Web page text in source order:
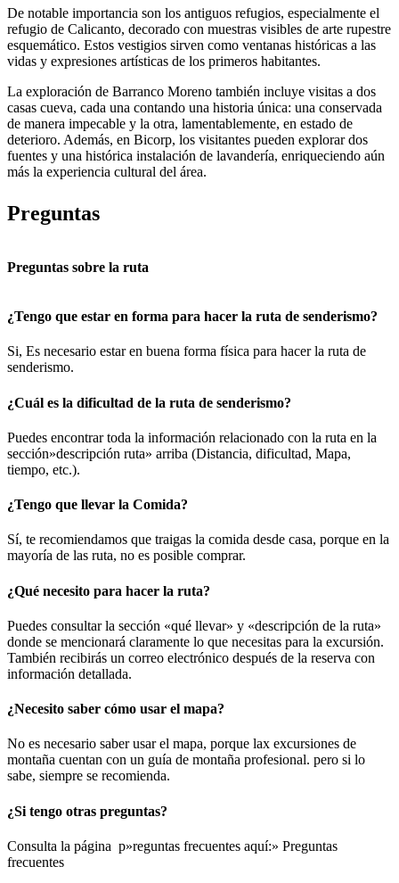
De notable importancia son los antiguos refugios, especialmente el
refugio de Calicanto, decorado con muestras visibles de arte rupestre
esquemático. Estos vestigios sirven como ventanas históricas a las
vidas y expresiones artísticas de los primeros habitantes.
La exploración de Barranco Moreno también incluye visitas a dos
casas cueva, cada una contando una historia única: una conservada
de manera impecable y la otra, lamentablemente, en estado de
deterioro. Además, en Bicorp, los visitantes pueden explorar dos
fuentes y una histórica instalación de lavandería, enriqueciendo aún
más la experiencia cultural del área.
Preguntas
Preguntas sobre la ruta
¿Tengo que estar en forma para hacer la ruta de senderismo?
Si, Es necesario estar en buena forma física para hacer la ruta de
senderismo.
¿Cuál es la dificultad de la ruta de senderismo?
Puedes encontrar toda la información relacionado con la ruta en la
sección»descripción ruta» arriba (Distancia, dificultad, Mapa,
tiempo, etc.).
¿Tengo que llevar la Comida?
Sí, te recomiendamos que traigas la comida desde casa, porque en la
mayoría de las ruta, no es posible comprar.
¿Qué necesito para hacer la ruta?
Puedes consultar la sección «qué llevar» y «descripción de la ruta»
donde se mencionará claramente lo que necesitas para la excursión.
También recibirás un correo electrónico después de la reserva con
información detallada.
¿Necesito saber cómo usar el mapa?
No es necesario saber usar el mapa, porque lax excursiones de
montaña cuentan con un guía de montaña profesional. pero si lo
sabe, siempre se recomienda.
¿Si tengo otras preguntas?
Consulta la página p»reguntas frecuentes aquí:» Preguntas
frecuentes